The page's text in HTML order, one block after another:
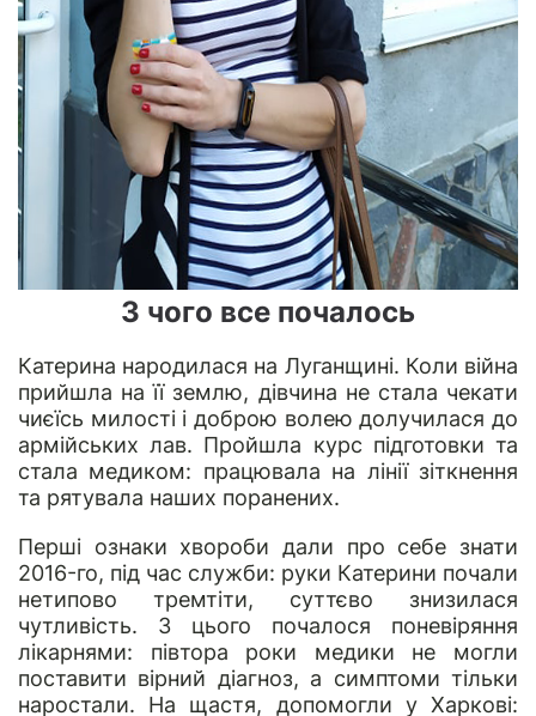
З чого все почалось
Катерина народилася на Луганщині. Коли війна
прийшла на її землю, дівчина не стала чекати
чиєїсь милості і доброю волею долучилася до
армійських лав. Пройшла курс підготовки та
стала медиком: працювала на лінії зіткнення
та рятувала наших поранених.
Перші ознаки хворобидали про себе знати
2016-го, під час служби: руки Катерини почали
нетипово тремтіти, суттєво знизилася
чутливість. З цього почалося поневіряння
лікарнями: півтора роки медики не могли
поставити вірний діагноз, а симптоми тільки
наростали. На щастя, допомогли у Харкові: